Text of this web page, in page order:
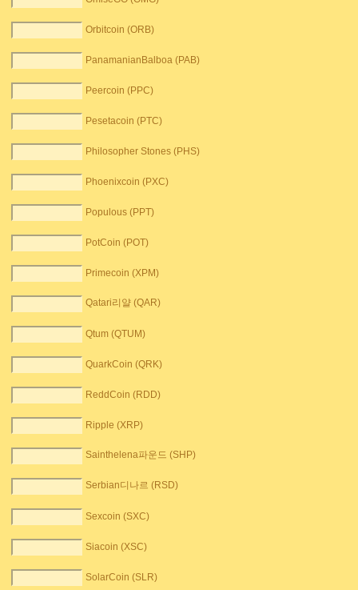
Orbitcoin (ORB)
PanamanianBalboa (PAB)
Peercoin (PPC)
Pesetacoin (PTC)
Philosopher Stones (PHS)
Phoenixcoin (PXC)
Populous (PPT)
PotCoin (POT)
Primecoin (XPM)
Qatari리얄 (QAR)
Qtum (QTUM)
QuarkCoin (QRK)
ReddCoin (RDD)
Ripple (XRP)
Sainthelena파운드 (SHP)
Serbian디나르 (RSD)
Sexcoin (SXC)
Siacoin (XSC)
SolarCoin (SLR)